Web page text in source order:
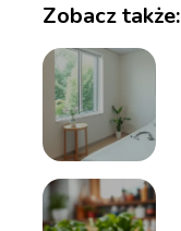
Zobacz także: